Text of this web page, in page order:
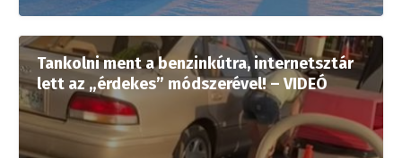
Tankolni ment a benzinkútra, internetsztár
lett az „érdekes” módszerével! – VIDEÓ